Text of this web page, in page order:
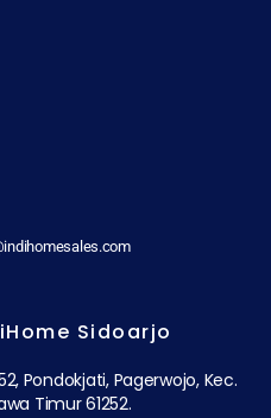
Sidoarjo
Pondokjati, Pagerwojo, Kec.
Timur 61252.